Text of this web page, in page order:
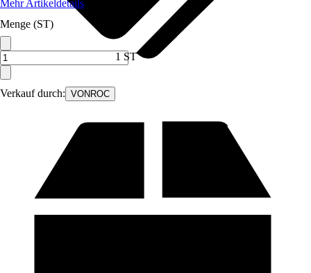
Verkauf durch: VONROC
Mehr Artikeldetails
Menge (ST)
1 ST